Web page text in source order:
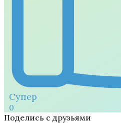
Супер
0
Поделись с друзьями